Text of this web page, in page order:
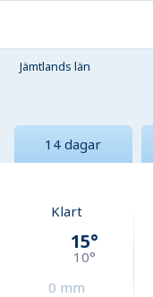
Jämtlands län
14 dagar
Klart
15°
10°
0 mm